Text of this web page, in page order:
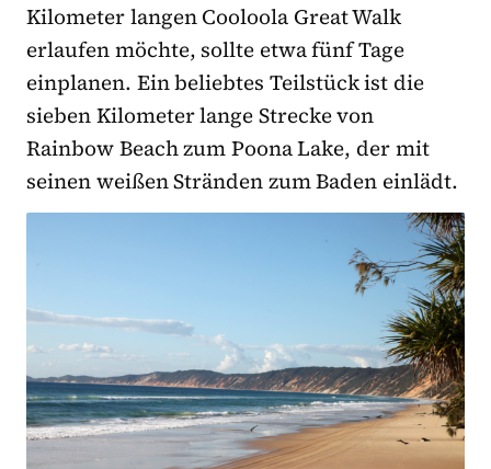
Kilometer langen Cooloola Great Walk
erlaufen möchte, sollte etwa fünf Tage
einplanen. Ein beliebtes Teilstück ist die
sieben Kilometer lange Strecke von
Rainbow Beach zum Poona Lake, der mit
seinen weißen Stränden zum Baden einlädt.